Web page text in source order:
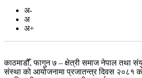
अ-
अ
अ+
काठमाडौँ, फागुन ७ – क्षेत्री समाज नेपाल तथा
संस्था को आयोजनामा प्रजातन्त्र दिवस २०८१